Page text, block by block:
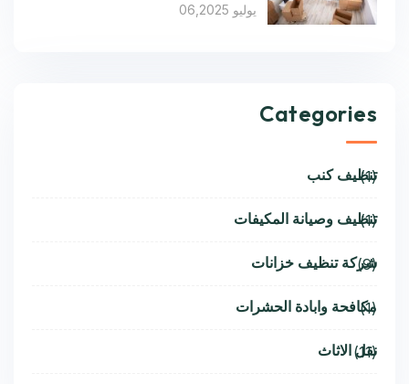
يوليو 06,2025
Categories
تنظيف كنب
(1)
تنظيف وصيانة المكيفات
(1)
شركة تنظيف خزانات
(9)
مكافحة وابادة الحشرات
(1)
نقل الاثاث
(11)